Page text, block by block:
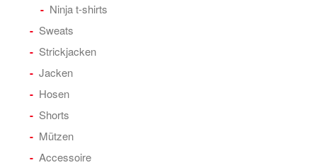
Ninja t-shirts
Sweats
Strickjacken
Jacken
Hosen
Shorts
Mützen
Accessoire